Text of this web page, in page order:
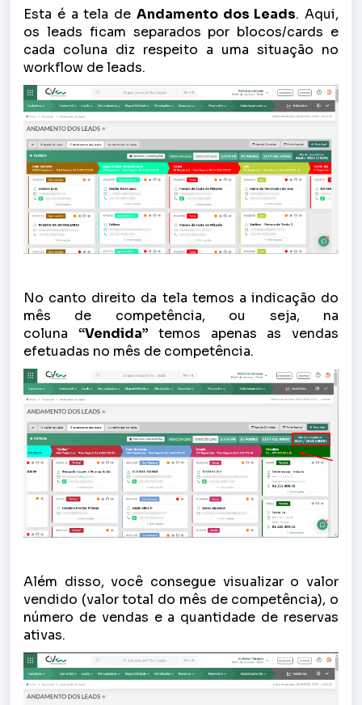
Esta é a tela de Andamento dos Leads. Aqui,
os leads ficam separados por blocos/cards e
cada coluna diz respeito a uma situação no
workflow de leads.
No canto direito da tela temos a indicação do
mês de competência, ou seja, na
coluna “Vendida” temos apenas as vendas
efetuadas no mês de competência.
Além disso, você consegue visualizar o valor
vendido (valor total do mês de competência), o
número de vendas e a quantidade de reservas
ativas.